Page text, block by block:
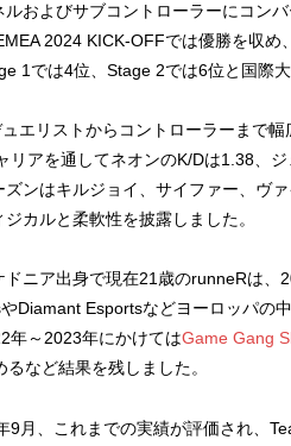
ルおよびサブコントローラーにコン
2024 KICK-OFFでは優勝を収
1では4位、Stage 2では6位と国際
エリストからコントローラーまで
リアを通してネオンのK/Dは1.38、
ズンはキルジョイ、サイファー、ヴ
カルと柔軟性を披露しました。
ドニア出身で現在21歳のrunneRは、
Diamant Esportsなどヨーロッパの
年～2023年にかけてはGame Gang
るなど結果を残しました。
9月、これまでの実績が評価され、